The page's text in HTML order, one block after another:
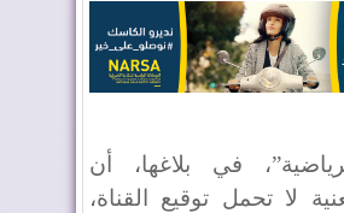
في بلاغها، أن
لا تحمل توقيع القناة،